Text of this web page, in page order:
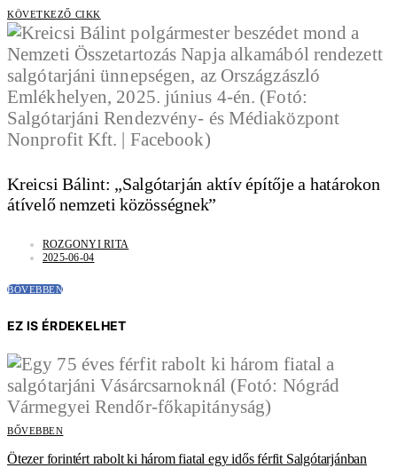
KÖVETKEZŐ CIKK
Kreicsi Bálint: „Salgótarján aktív építője a határokon
átívelő nemzeti közösségnek”
ROZGONYI RITA
2025-06-04
BŐVEBBEN
EZ IS ÉRDEKELHET
BŐVEBBEN
Ötezer forintért rabolt ki három fiatal egy idős férfit Salgótarjánban